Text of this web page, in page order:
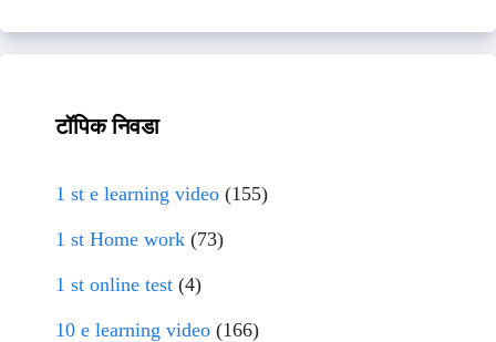
टॉपिक निवडा
1 st e learning video (155)
1 st Home work (73)
1 st online test (4)
10 e learning video (166)